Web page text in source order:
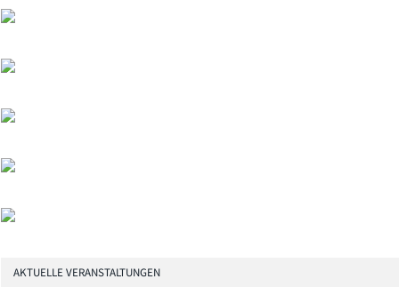
AKTUELLE VERANSTALTUNGEN